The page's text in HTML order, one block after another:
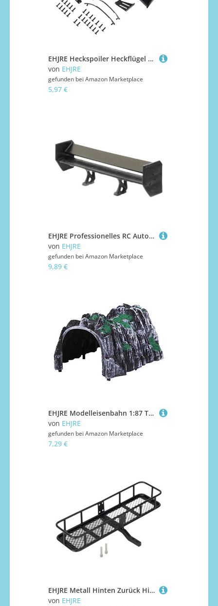
EHJRE Heckspoiler Heckflügel für 1/10 Universal Flache Auto DIY Modifizierte Hobby
von EHJRE
gefunden bei Amazon Marketplace
5,97 €
EHJRE Professionelles RC Automodell, Robuster Ersatz, 1/64 LKW, Sportwagen Heckflügelmodell, Spielzeug, DIY Zubehör, Stil F
von EHJRE
gefunden bei Amazon Marketplace
9,89 €
EHJRE Modelleisenbahn 1:87 Tunnel Gleis Landschaft Figuren DIY Set
von EHJRE
gefunden bei Amazon Marketplace
7,29 €
EHJRE Metall Hinten Zurück Hitch Träger Hinten Träger Montieren für 1/10 Crawler SCX10
von EHJRE